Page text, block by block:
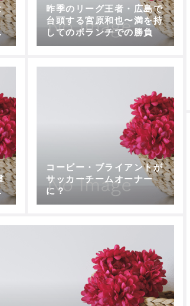
昨季のリーグ王者・広島で
台頭する宮原和也〜満を持
してのボランチでの勝負
コービー・ブライアントが
サッカーチームオーナー
に？